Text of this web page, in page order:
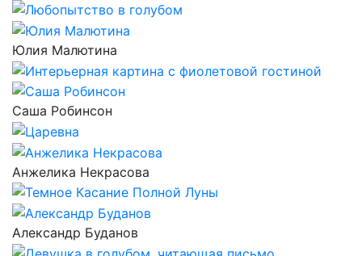
Юлия Малютина
Саша Робинсон
Анжелика Некрасова
Александр Буданов